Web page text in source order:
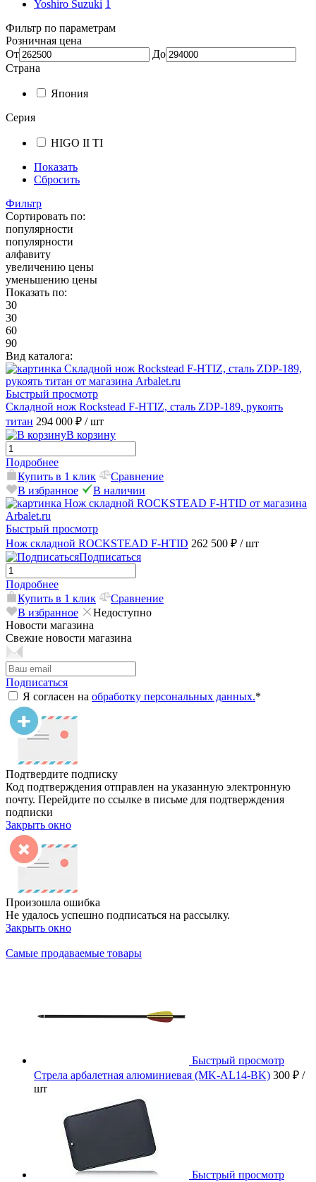
Yoshiro Suzuki 1
Фильтр по параметрам
Розничная цена
От
До
Страна
Япония
Серия
HIGO II TI
Показать
Сбросить
Фильтр
Сортировать по:
популярности
популярности
алфавиту
увеличению цены
уменьшению цены
Показать по:
30
30
60
90
Вид каталога:
Быстрый просмотр
Складной нож Rockstead F-HTIZ, сталь ZDP-189, рукоять
титан 294 000 ₽ / шт
В корзину
Подробнее
Купить в 1 клик
Сравнение
В избранное
В наличии
Быстрый просмотр
Нож складной ROCKSTEAD F-HTID 262 500 ₽ / шт
Подписаться
Подробнее
Купить в 1 клик
Сравнение
В избранное
Недоступно
Новости магазина
Свежие новости магазина
Подписаться
Я согласен на обработку персональных данных.*
Подтвердите подписку
Код подтверждения отправлен на указанную электронную
почту. Перейдите по ссылке в письме для подтверждения
подписки
Закрыть окно
Произошла ошибка
Не удалось успешно подписаться на рассылку.
Закрыть окно
Самые продаваемые товары
Быстрый просмотр
Стрела арбалетная алюминиевая (MK-AL14-BK) 300 ₽ /
шт
Быстрый просмотр